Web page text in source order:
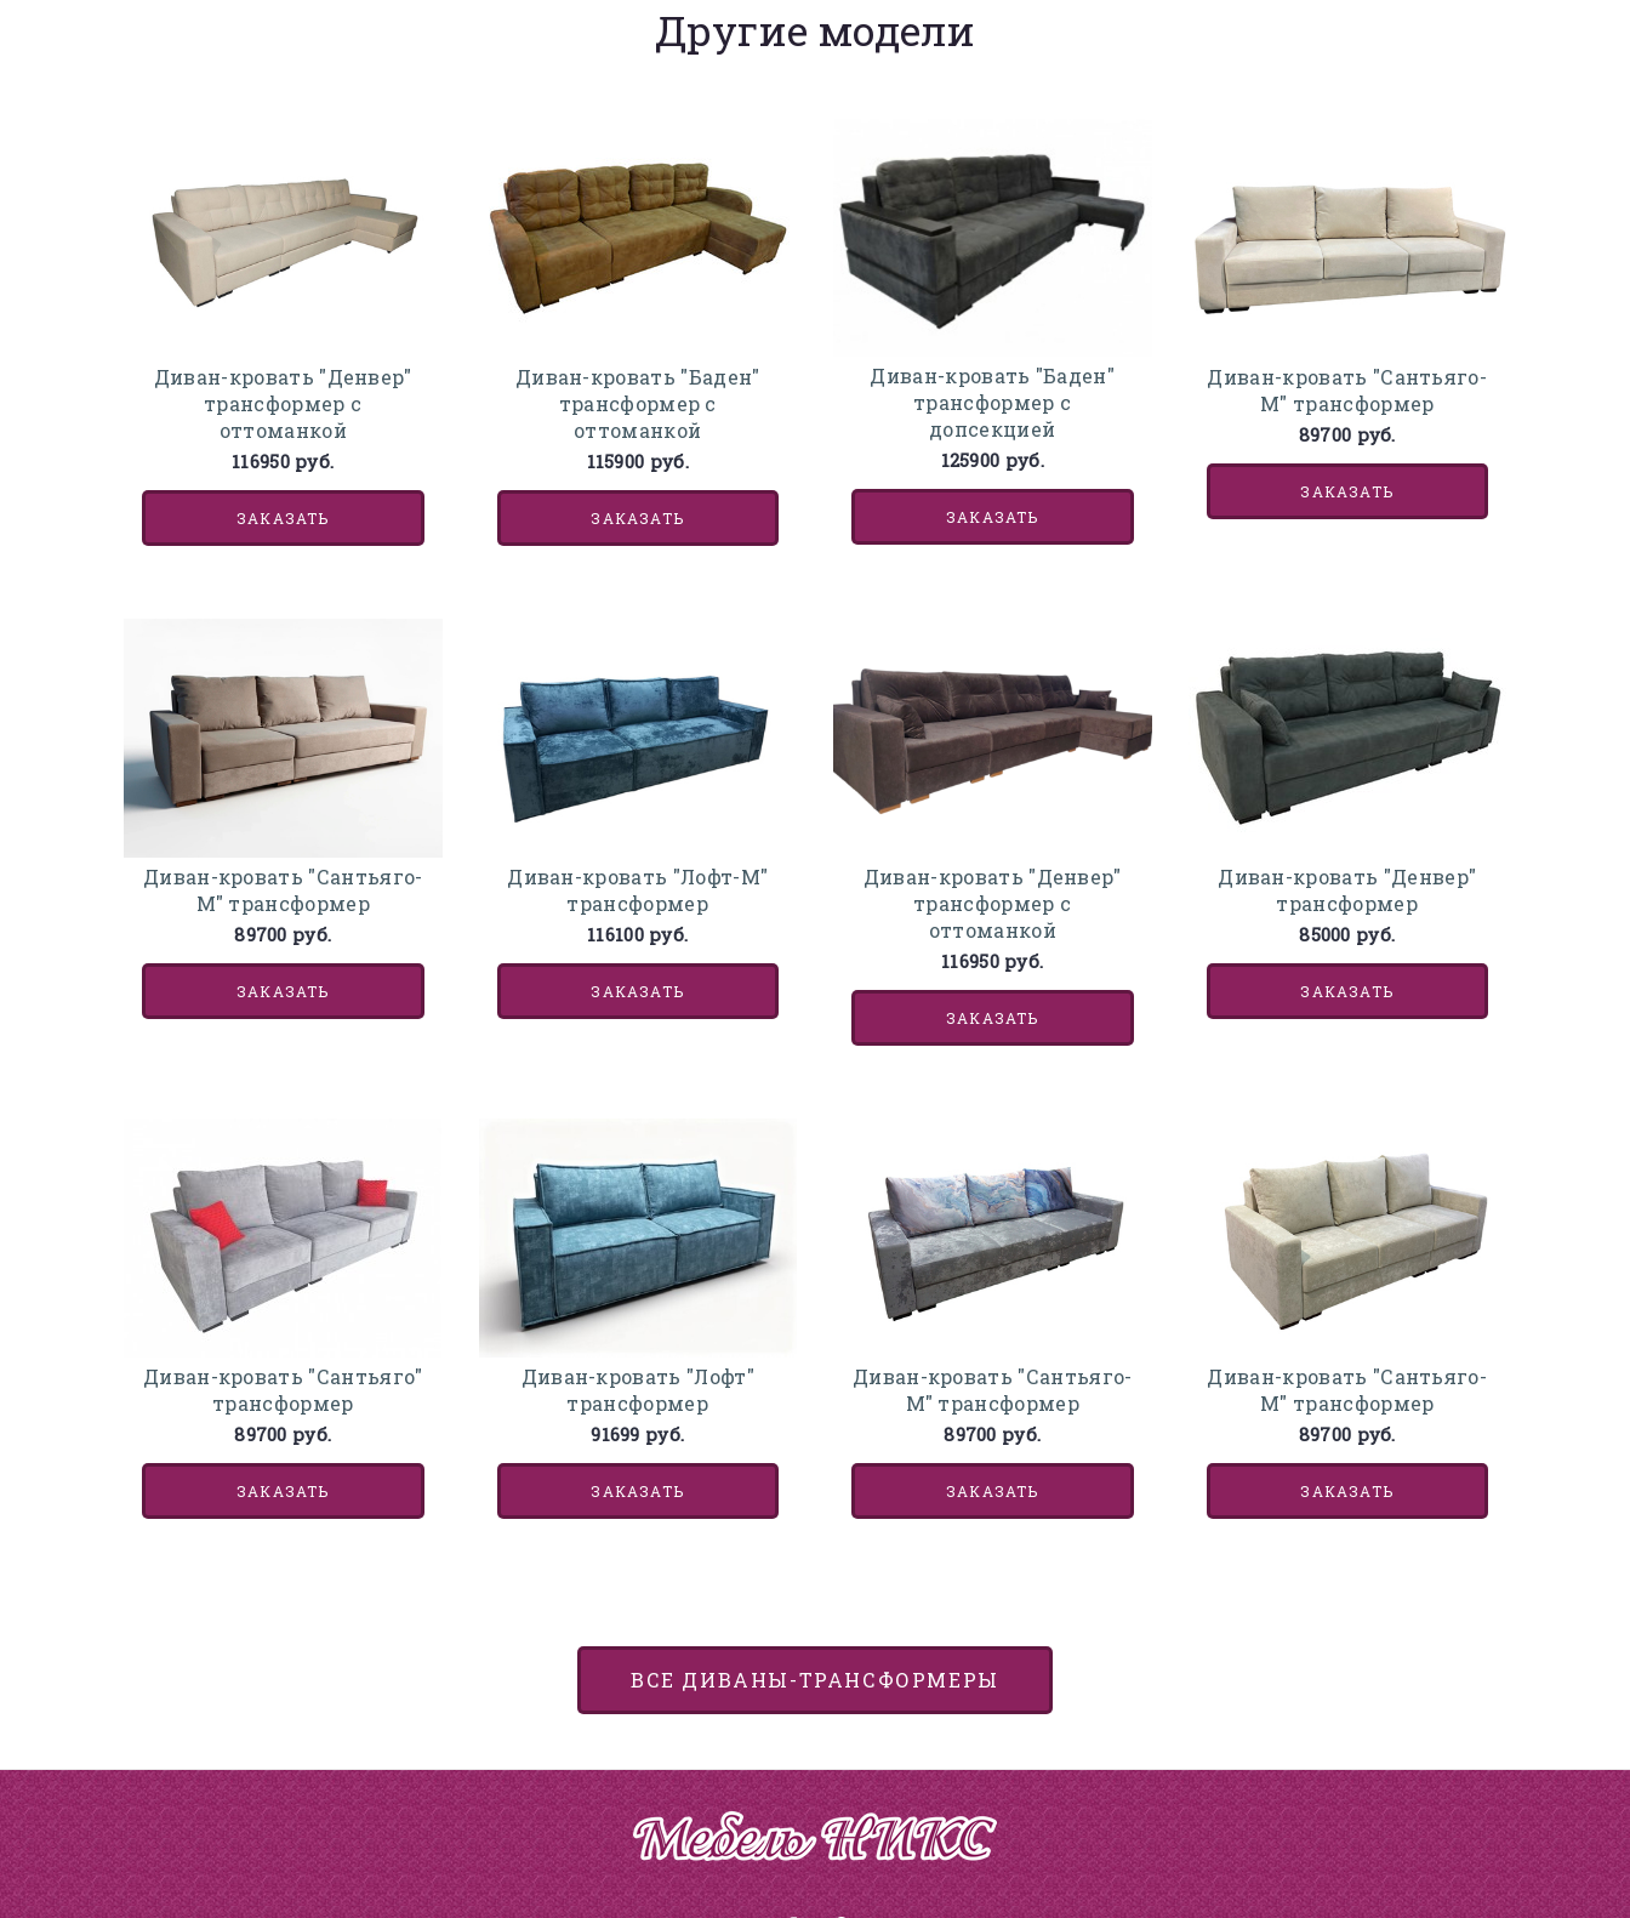
Другие модели
Диван-кровать "Денвер"
трансформер с
оттоманкой
116950 руб.
ЗАКАЗАТЬ
Диван-кровать "Баден"
трансформер с
оттоманкой
115900 руб.
ЗАКАЗАТЬ
Диван-кровать "Баден"
трансформер с
допсекцией
125900 руб.
ЗАКАЗАТЬ
Диван-кровать "Сантьяго-
М" трансформер
89700 руб.
ЗАКАЗАТЬ
Диван-кровать "Сантьяго-
М" трансформер
89700 руб.
ЗАКАЗАТЬ
Диван-кровать "Лофт-М"
трансформер
116100 руб.
ЗАКАЗАТЬ
Диван-кровать "Денвер"
трансформер с
оттоманкой
116950 руб.
ЗАКАЗАТЬ
Диван-кровать "Денвер"
трансформер
85000 руб.
ЗАКАЗАТЬ
Диван-кровать "Сантьяго"
трансформер
89700 руб.
ЗАКАЗАТЬ
Диван-кровать "Лофт"
трансформер
91699 руб.
ЗАКАЗАТЬ
Диван-кровать "Сантьяго-
М" трансформер
89700 руб.
ЗАКАЗАТЬ
Диван-кровать "Сантьяго-
М" трансформер
89700 руб.
ЗАКАЗАТЬ
ВСЕ ДИВАНЫ-ТРАНСФОРМЕРЫ